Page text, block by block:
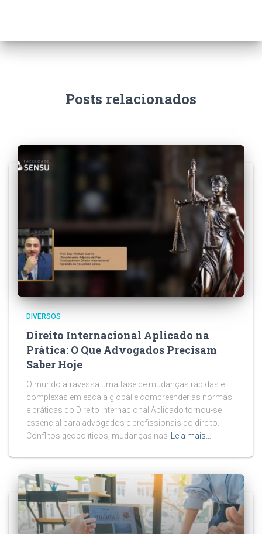
Posts relacionados
DIVERSOS
Direito Internacional Aplicado na
Prática: O Que Advogados Precisam
Saber Hoje
O mundo atravessa uma fase de mudanças rápidas e
complexas em escala global e compreender as normas
e práticas do Direito Internacional Aplicado tornou-se
essencial para advogados e profissionais do direito.
Conflitos geopolíticos, mudanças nas
Leia mais…